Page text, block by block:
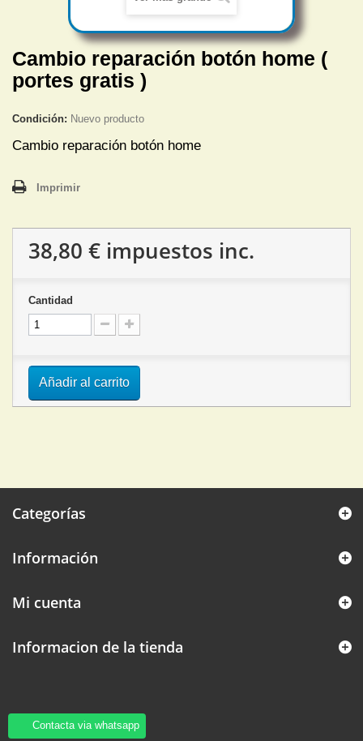
Contacta via whatsapp
Cambio reparación botón home (
portes gratis )
Condición: Nuevo producto
Cambio reparación botón home
Imprimir
38,80 € impuestos inc.
Cantidad
Añadir al carrito
Categorías
Información
Mi cuenta
Informacion de la tienda